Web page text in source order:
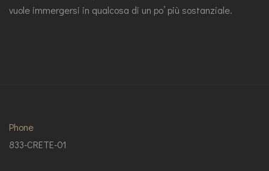
vuole immergersi in qualcosa di un po’ più sostanziale.
Phone
833-CRETE-01